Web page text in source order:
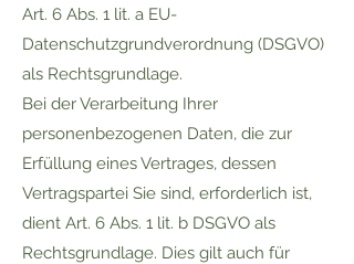
Art. 6 Abs. 1 lit. a EU-
Datenschutzgrundverordnung (DSGVO)
als Rechtsgrundlage.
Bei der Verarbeitung Ihrer
personenbezogenen Daten, die zur
Erfüllung eines Vertrages, dessen
Vertragspartei Sie sind, erforderlich ist,
dient Art. 6 Abs. 1 lit. b DSGVO als
Rechtsgrundlage. Dies gilt auch für